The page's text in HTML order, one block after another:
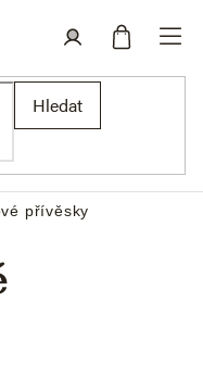
Hledat
přívěsky